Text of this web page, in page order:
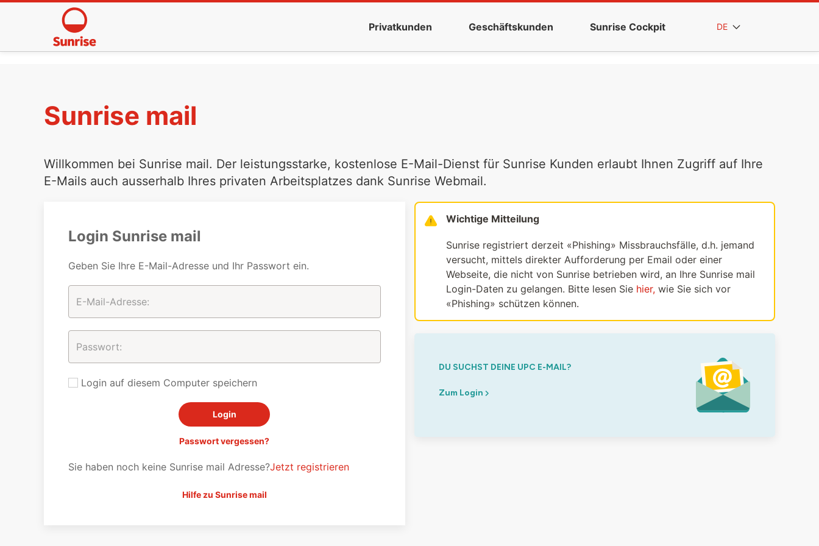
Privatkunden Geschäftskunden Sunrise Cockpit DE
Sunrise mail
Willkommen bei Sunrise mail. Der leistungsstarke, kostenlose E-Mail-Dienst für Sunrise Kunden erlaubt Ihnen Zugriff auf Ihre
E-Mails auch ausserhalb Ihres privaten Arbeitsplatzes dank Sunrise Webmail.
Login Sunrise mail
Geben Sie Ihre E-Mail-Adresse und Ihr Passwort ein.
Login auf diesem Computer speichern
Passwort vergessen?
Sie haben noch keine Sunrise mail Adresse?Jetzt registrieren
Hilfe zu Sunrise mail
Wichtige Mitteilung
Sunrise registriert derzeit «Phishing» Missbrauchsfälle, d.h. jemand
versucht, mittels direkter Aufforderung per Email oder einer
Webseite, die nicht von Sunrise betrieben wird, an Ihre Sunrise mail
Login-Daten zu gelangen. Bitte lesen Sie hier,wie Sie sich vor
«Phishing» schützen können.
DU SUCHST DEINE UPC E-MAIL?
Zum Login